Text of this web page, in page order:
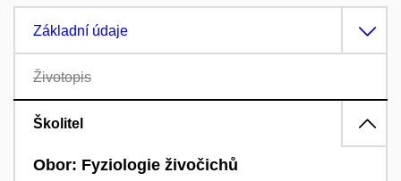
Základní údaje
Životopis
Školitel
Obor: Fyziologie živočichů